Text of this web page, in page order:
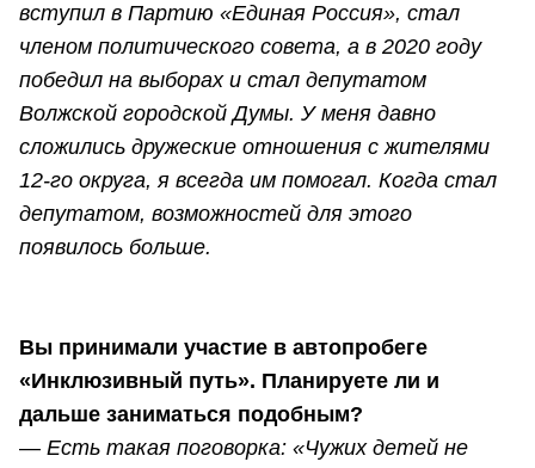
вступил в Партию «Единая Россия», стал
членом политического совета, а в 2020 году
победил на выборах и стал депутатом
Волжской городской Думы. У меня давно
сложились дружеские отношения с жителями
12-го округа, я всегда им помогал. Когда стал
депутатом, возможностей для этого
появилось больше.
Вы принимали участие в автопробеге
«Инклюзивный путь». Планируете ли и
дальше заниматься подобным?
— Есть такая поговорка: «Чужих детей не